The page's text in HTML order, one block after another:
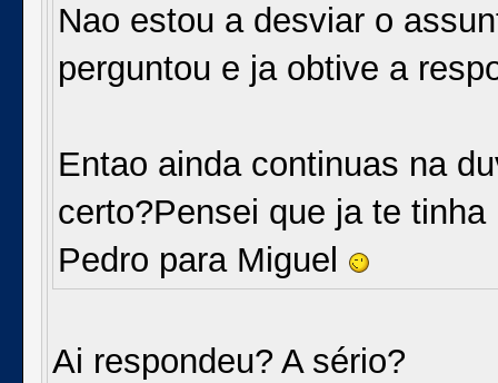
Nao estou a desviar o
perguntou e ja obtive a
Entao ainda continuas na
certo?Pensei que ja te
Pedro para Miguel
Ai respondeu? A sério?